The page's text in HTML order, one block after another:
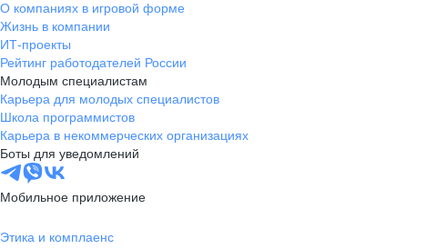
О компаниях в игровой форме
Жизнь в компании
ИТ-проекты
Рейтинг работодателей России
Молодым специалистам
Карьера для молодых специалистов
Школа программистов
Карьера в некоммерческих организациях
Боты для уведомлений
Мобильное приложение
Этика и комплаенс